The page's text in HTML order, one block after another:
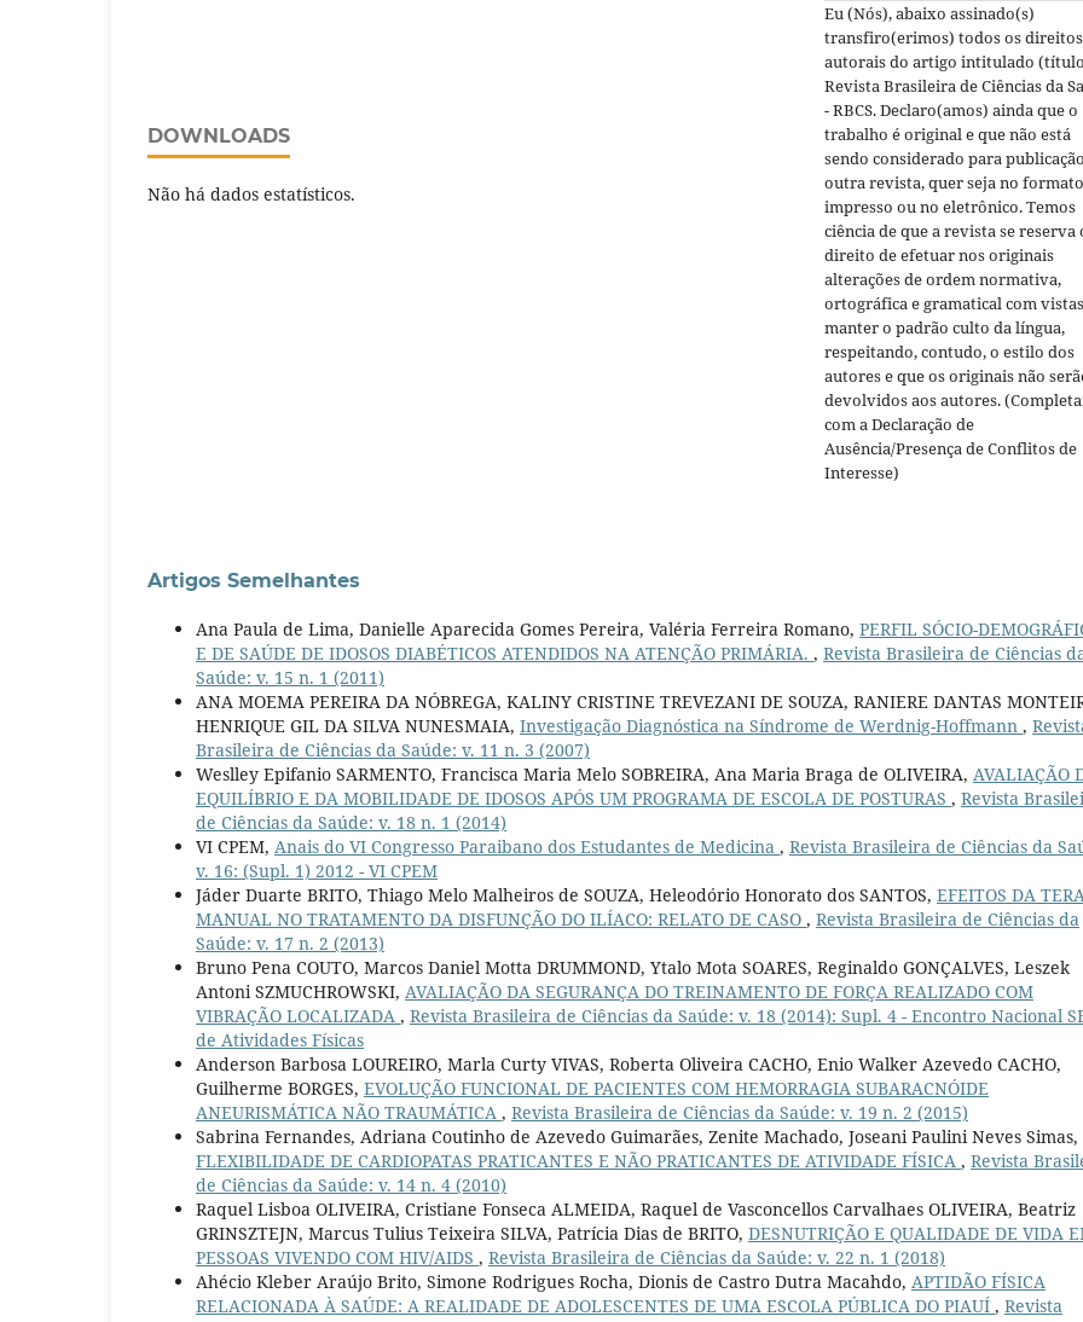
DOWNLOADS
Não há dados estatísticos.
Eu (Nós), abaixo assinado(s)
transfiro(erimos) todos os direitos
autorais do artigo intitulado
Revista Brasileira de Ciências da
- RBCS. Declaro(amos) ainda que o
trabalho é original e que não está
sendo considerado para
outra revista, quer seja no formato
impresso ou no eletrônico. Temos
ciência de que a revista se reserva
direito de efetuar nos originais
alterações de ordem normativa,
ortográfica e gramatical com
manter o padrão culto da língua,
respeitando, contudo, o estilo dos
autores e que os originais não
devolvidos aos autores.
com a Declaração de
Ausência/Presença de Conflitos de
Interesse)
Artigos Semelhantes
Ana Paula de Lima, Danielle Aparecida Gomes Pereira, Valéria Ferreira Romano, PERFIL SÓCIO-
E DE SAÚDE DE IDOSOS DIABÉTICOS ATENDIDOS NA ATENÇÃO PRIMÁRIA. , Revista Brasileira de Ciências
Saúde: v. 15 n. 1 (2011)
ANA MOEMA PEREIRA DA NÓBREGA, KALINY CRISTINE TREVEZANI DE SOUZA, RANIERE DANTAS
HENRIQUE GIL DA SILVA NUNESMAIA, Investigação Diagnóstica na Síndrome de Werdnig-Hoffmann ,
Brasileira de Ciências da Saúde: v. 11 n. 3 (2007)
Weslley Epifanio SARMENTO, Francisca Maria Melo SOBREIRA, Ana Maria Braga de OLIVEIRA, AVALIAÇÃO
EQUILÍBRIO E DA MOBILIDADE DE IDOSOS APÓS UM PROGRAMA DE ESCOLA DE POSTURAS , Revista
de Ciências da Saúde: v. 18 n. 1 (2014)
VI CPEM, Anais do VI Congresso Paraibano dos Estudantes de Medicina , Revista Brasileira de Ciências da
v. 16: (Supl. 1) 2012 - VI CPEM
Jáder Duarte BRITO, Thiago Melo Malheiros de SOUZA, Heleodório Honorato dos SANTOS, EFEITOS DA
MANUAL NO TRATAMENTO DA DISFUNÇÃO DO ILÍACO: RELATO DE CASO , Revista Brasileira de Ciências da
Saúde: v. 17 n. 2 (2013)
Bruno Pena COUTO, Marcos Daniel Motta DRUMMOND, Ytalo Mota SOARES, Reginaldo GONÇALVES, Leszek
Antoni SZMUCHROWSKI, AVALIAÇÃO DA SEGURANÇA DO TREINAMENTO DE FORÇA REALIZADO COM
VIBRAÇÃO LOCALIZADA , Revista Brasileira de Ciências da Saúde: v. 18 (2014): Supl. 4 - Encontro Nacional
de Atividades Físicas
Anderson Barbosa LOUREIRO, Marla Curty VIVAS, Roberta Oliveira CACHO, Enio Walker Azevedo CACHO,
Guilherme BORGES, EVOLUÇÃO FUNCIONAL DE PACIENTES COM HEMORRAGIA SUBARACNÓIDE
ANEURISMÁTICA NÃO TRAUMÁTICA , Revista Brasileira de Ciências da Saúde: v. 19 n. 2 (2015)
Sabrina Fernandes, Adriana Coutinho de Azevedo Guimarães, Zenite Machado, Joseani Paulini Neves Simas,
FLEXIBILIDADE DE CARDIOPATAS PRATICANTES E NÃO PRATICANTES DE ATIVIDADE FÍSICA , Revista
de Ciências da Saúde: v. 14 n. 4 (2010)
Raquel Lisboa OLIVEIRA, Cristiane Fonseca ALMEIDA, Raquel de Vasconcellos Carvalhaes OLIVEIRA, Beatriz
GRINSZTEJN, Marcus Tulius Teixeira SILVA, Patrícia Dias de BRITO, DESNUTRIÇÃO E QUALIDADE DE VIDA
PESSOAS VIVENDO COM HIV/AIDS , Revista Brasileira de Ciências da Saúde: v. 22 n. 1 (2018)
Ahécio Kleber Araújo Brito, Simone Rodrigues Rocha, Dionis de Castro Dutra Macahdo, APTIDÃO FÍSICA
RELACIONADA À SAÚDE: A REALIDADE DE ADOLESCENTES DE UMA ESCOLA PÚBLICA DO PIAUÍ , Revista